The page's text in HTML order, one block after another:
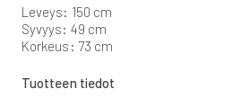
Leveys: 150 cm
Syvyys: 49 cm
Korkeus: 73 cm
Tuotteen tiedot